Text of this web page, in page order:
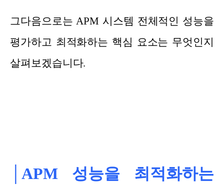
그다음으로는 APM 시스템 전체적인 성능을
평가하고 최적화하는 핵심 요소는 무엇인지
살펴보겠습니다.
│APM 성능을 최적화하는